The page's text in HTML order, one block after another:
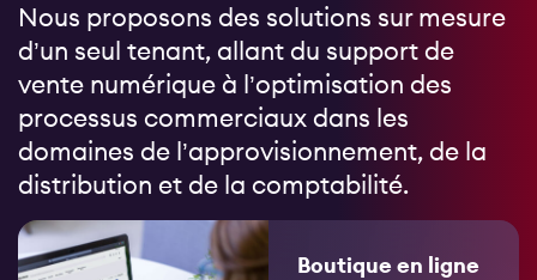
Nous proposons des solutions sur mesure
d’un seul tenant, allant du support de
vente numérique à l’optimisation des
processus commerciaux dans les
domaines de l’approvisionnement, de la
distribution et de la comptabilité.
Boutique en ligne